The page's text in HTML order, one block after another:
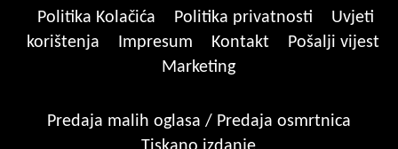
Politika Kolačića Politika privatnosti
Uvjeti
korištenja
Impresum Kontakt
Pošalji vijest
Marketing
Predaja malih oglasa / Predaja osmrtnica